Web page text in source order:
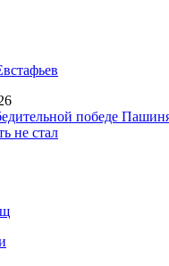
победе
не стал